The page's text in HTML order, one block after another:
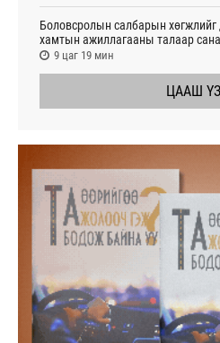
Боловсролын салбарын
хамтын ажиллагааны талаар
9 цаг 19 мин
ЦААШ